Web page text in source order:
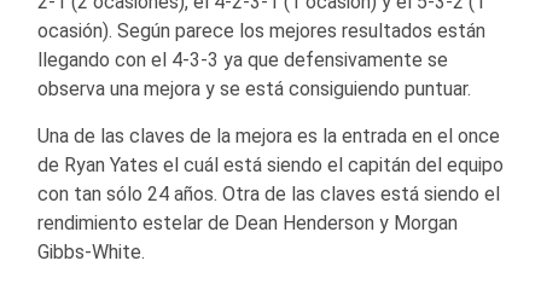
ocasión). Según parece los mejores resultados están
llegando con el 4-3-3 ya que defensivamente se
observa una mejora y se está consiguiendo puntuar.
Una de las claves de la mejora es la entrada en el once
de Ryan Yates el cuál está siendo el capitán del equipo
con tan sólo 24 años. Otra de las claves está siendo el
rendimiento estelar de Dean Henderson y Morgan
Gibbs-White.